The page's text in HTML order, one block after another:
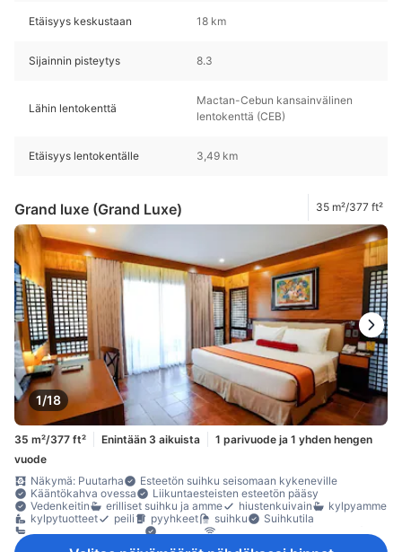
Etäisyys keskustaan 18 km
Sijainnin pisteytys 8.3
Lähin lentokenttä
Mactan-Cebun kansainvälinen
lentokenttä (CEB)
Etäisyys lentokentälle 3,49 km
Grand luxe (Grand Luxe) 35 m²/377 ft²
1/18
35 m²/377 ft² Enintään 3 aikuista
1 parivuode ja 1 yhden hengen
vuode
Näkymä: Puutarha
Esteetön suihku seisomaan kykeneville
Kääntökahva ovessa
Liikuntaesteisten esteetön pääsy
Vedenkeitin
erilliset suihku ja amme hiustenkuivain
kylpyamme
kylpytuotteet
peili pyyhkeet suihku
Suihkutila
yksityinen kylpyhuone
Allastilat
langaton internet (maksuton)